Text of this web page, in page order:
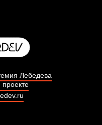
Лебедева